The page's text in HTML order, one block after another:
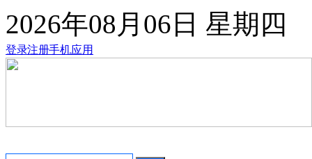
2026年08月06日 星期四
登录注册手机应用